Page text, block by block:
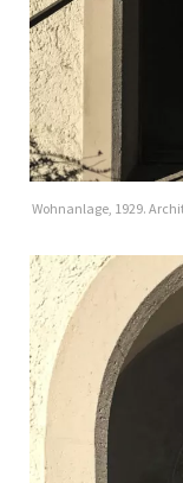
Wohnanlage, 1929.